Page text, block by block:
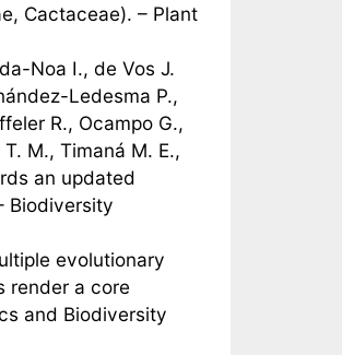
Cactaceae). – Plant
Noa I., de Vos J.
Ledesma P.,
R., Ocampo G.,
M., Timaná M. E.,
an updated
Biodiversity
evolutionary
render a core
and Biodiversity